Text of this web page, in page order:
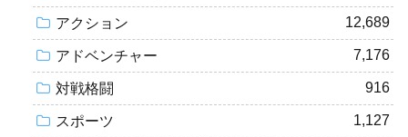
アクション 12,689
アドベンチャー 7,176
対戦格闘 916
スポーツ 1,127